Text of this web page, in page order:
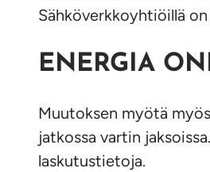
Sähköverkkoyhtiöillä
ENERGIA
Muutoksen myötä
jatkossa vartin
laskutustietoja.